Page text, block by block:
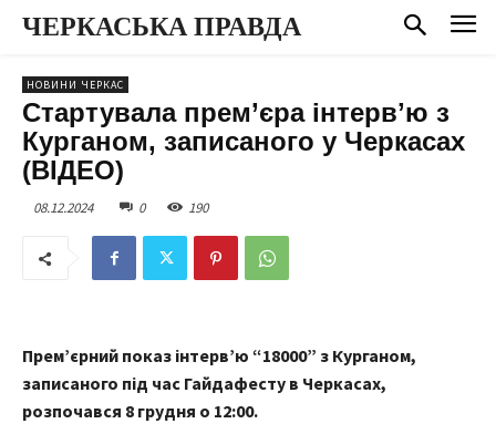
ЧЕРКАСЬКА ПРАВДА
НОВИНИ ЧЕРКАС
Стартувала прем’єра інтервʼю з
Курганом, записаного у Черкасах
(ВІДЕО)
08.12.2024 0 190
Прем’єрний показ інтервʼю “18000” з Курганом,
записаного під час Гайдафесту в Черкасах,
розпочався 8 грудня о 12:00.